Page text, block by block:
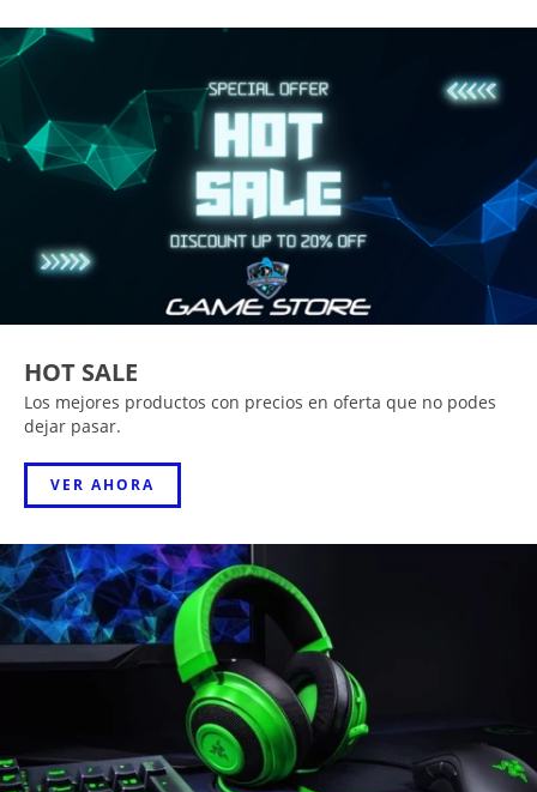
HOT SALE
Los mejores productos con precios en oferta que no podes
dejar pasar.
VER AHORA